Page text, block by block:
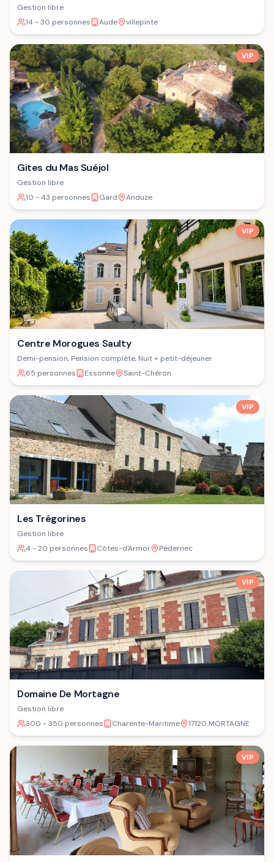
Gestion libre
14 - 30 personnes
Aude villepinte
VIP
Gites du Mas Suéjol
Gestion libre
10 - 43 personnes
Gard Anduze
VIP
Centre Morogues Saulty
Demi-pension, Pension complète, Nuit + petit-déjeuner
65 personnes
Essonne Saint-Chéron
VIP
Les Trégorines
Gestion libre
4 - 20 personnes
Côtes-d'Armor Pédernec
VIP
Domaine De Mortagne
Gestion libre
300 - 350 personnes
Charente-Maritime 17120 MORTAGNE
VIP